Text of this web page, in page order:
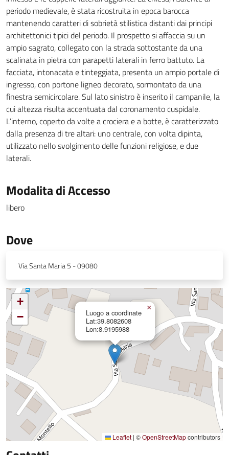
periodo medievale, è stata ricostruita in epoca barocca
mantenendo caratteri di sobrietà stilistica distanti dai principi
architettonici tipici del periodo. Il prospetto si affaccia su un
ampio sagrato, collegato con la strada sottostante da una
scalinata in pietra con parapetti laterali in ferro battuto. La
facciata, intonacata e tinteggiata, presenta un ampio portale di
ingresso, con portone ligneo decorato, sormontato da una
finestra semicircolare. Sul lato sinistro è inserito il campanile, la
cui altezza risulta accentuata dal coronamento cuspidale.
L’interno, coperto da volte a crociera e a botte, è caratterizzato
dalla presenza di tre altari: uno centrale, con volta dipinta,
utilizzato nello svolgimento delle funzioni religiose, e due
laterali.
Modalita di Accesso
libero
Dove
Via Santa Maria 5 - 09080
Luogo a coordinate
Lat:39.8082608
Lon:8.9195988
×
+
−
Leaflet | ©OpenStreetMapcontributors